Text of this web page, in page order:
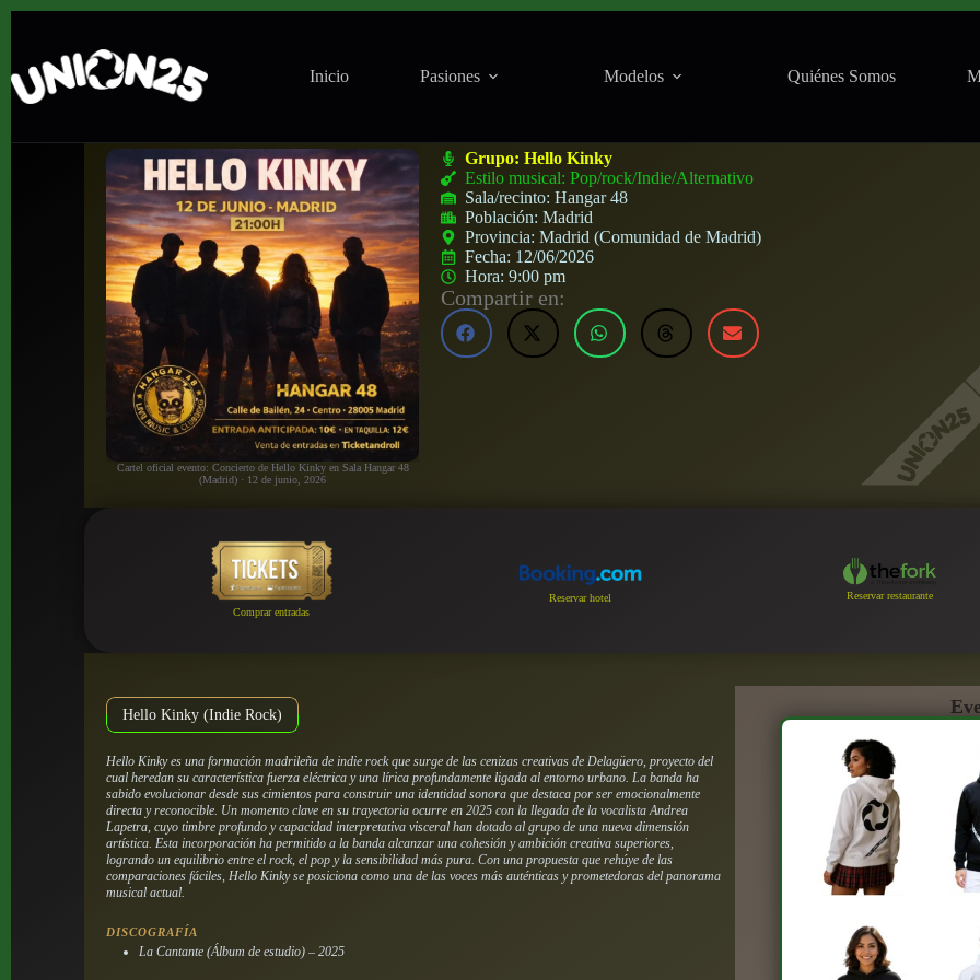
Inicio Pasiones Modelos Quiénes Somos
Cartel oficial evento: Concierto de Hello Kinky en Sala Hangar 48
(Madrid) · 12 de junio, 2026
Grupo:Hello Kinky
Estilo musical: Pop/rock/Indie/Alternativo
Sala/recinto:Hangar 48
Población:Madrid
Provincia:Madrid (Comunidad de Madrid)
Fecha: 12/06/2026
Hora:9:00 pm
Compartir en:
Comprar entradas
Reservar hotel Reservar restaurante
Hello Kinky (Indie Rock)
Hello Kinky es una formación madrileña de indie rock que surge de las cenizas creativas de Delagüero, proyecto del
cual heredan su característica fuerza eléctrica y una lírica profundamente ligada al entorno urbano. La banda ha
sabido evolucionar desde sus cimientos para construir una identidad sonora que destaca por ser emocionalmente
directa y reconocible. Un momento clave en su trayectoria ocurre en 2025 con la llegada de la vocalista Andrea
Lapetra, cuyo timbre profundo y capacidad interpretativa visceral han dotado al grupo de una nueva dimensión
artística. Esta incorporación ha permitido a la banda alcanzar una cohesión y ambición creativa superiores,
logrando un equilibrio entre el rock, el pop y la sensibilidad más pura. Con una propuesta que rehúye de las
comparaciones fáciles, Hello Kinky se posiciona como una de las voces más auténticas y prometedoras del panorama
musical actual.
DISCOGRAFÍA
La Cantante (Álbum de estudio) – 2025